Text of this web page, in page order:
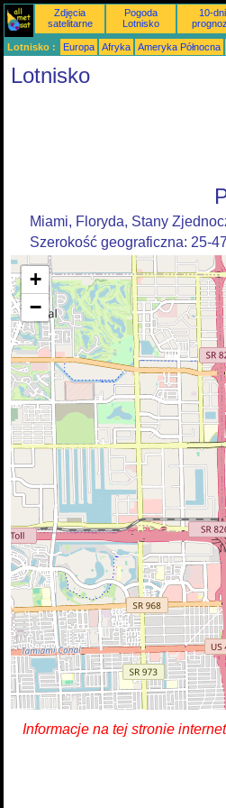
Zdjęcia
satelitarne
Pogoda
Lotnisko
10-dni
Lotnisko : Europa Afryka Ameryka Północna
Lotnisko
Miami, Floryda, Stany
Szerokość geograficzna: 25-
+
−
Informacje na tej stronie